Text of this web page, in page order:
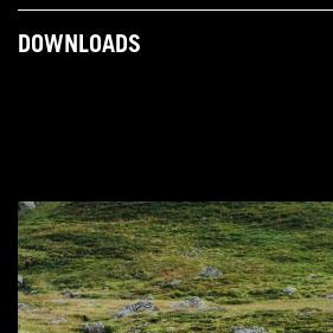
DOWNLOADS